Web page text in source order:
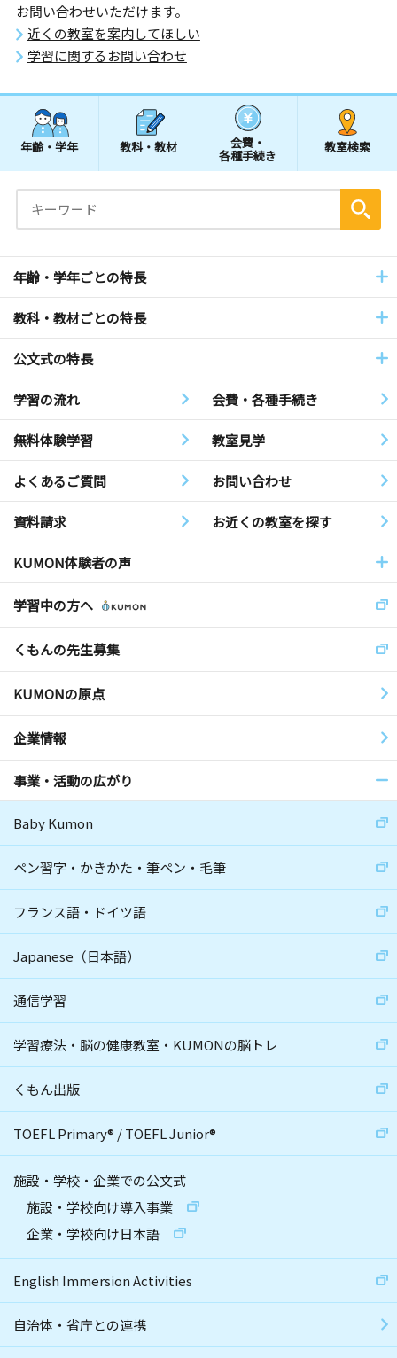
お問い合わせいただけます。
近くの教室を案内してほしい
学習に関するお問い合わせ
年齢・学年 教科・教材 会費・
各種手続き
教室検索
年齢・学年ごとの特長
教科・教材ごとの特長
公文式の特長
学習の流れ 会費・各種手続き
無料体験学習 教室見学
よくあるご質問 お問い合わせ
資料請求 お近くの教室を探す
KUMON体験者の声
学習中の方へ
くもんの先生募集
KUMONの原点
企業情報
事業・活動の広がり
Baby Kumon
ペン習字・かきかた・筆ペン・毛筆
フランス語・ドイツ語
Japanese（日本語）
通信学習
学習療法・脳の健康教室・KUMONの脳トレ
くもん出版
TOEFL Primary® /TOEFL Junior®
施設・学校・企業での公文式
施設・学校向け導入事業
企業・学校向け日本語
English Immersion Activities
自治体・省庁との連携